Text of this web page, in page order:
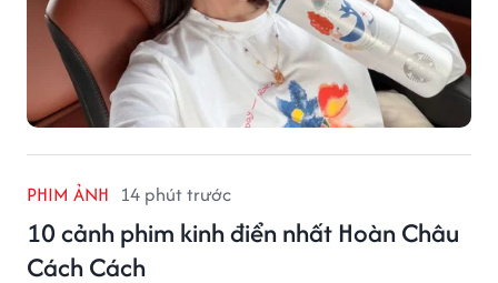
Hoàn Châu Cách Cách sau hơn 25 năm vẫn là ký ức
khó quên của khán giả nhờ những cảnh phim hài
hước, cảm động.